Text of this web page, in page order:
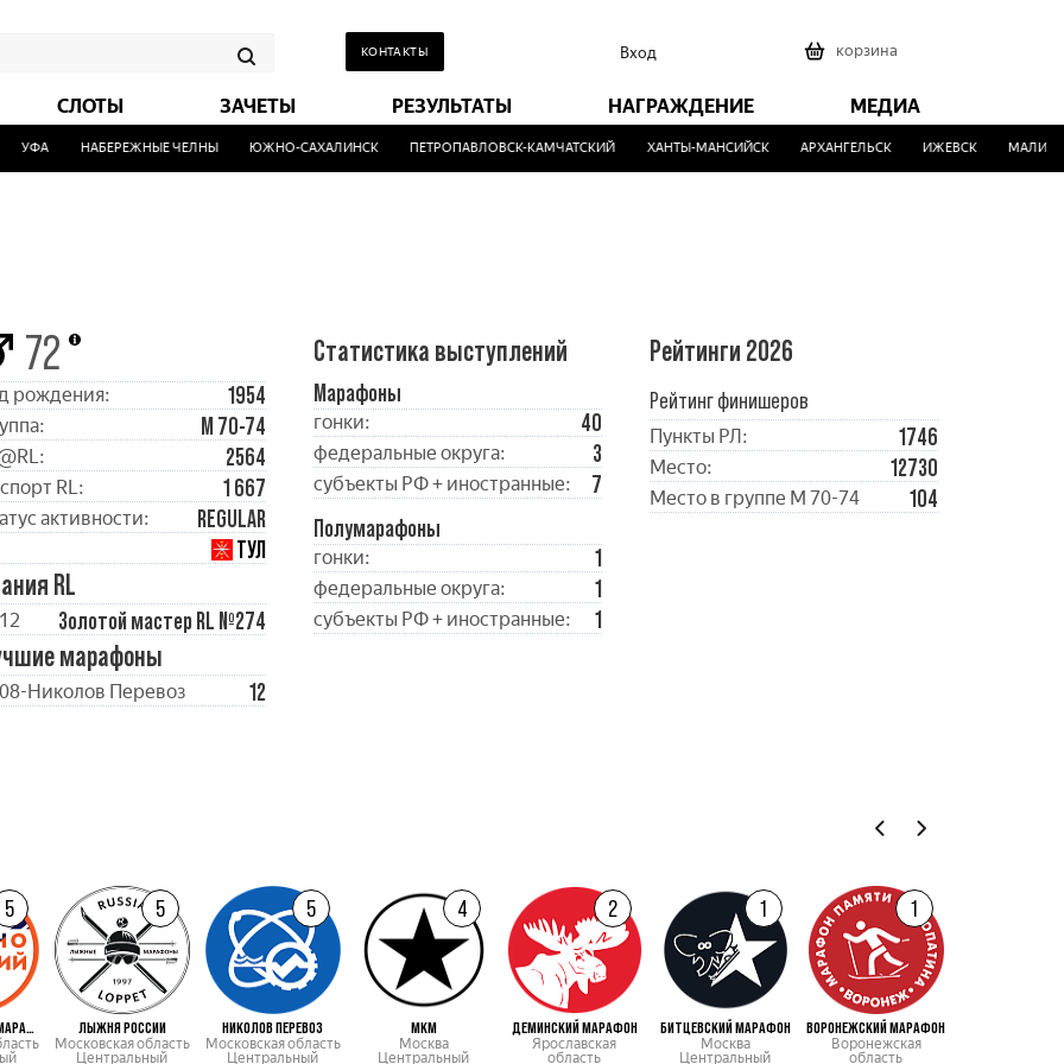
КОНТАКТЫ Вход корзина
СЛОТЫ ЗАЧЕТЫ РЕЗУЛЬТАТЫ НАГРАЖДЕНИЕ МЕДИА
УФА НАБЕРЕЖНЫЕ ЧЕЛНЫ ЮЖНО-САХАЛИНСК ПЕТРОПАВЛОВСК-КАМЧАТСКИЙ ХАНТЫ-МАНСИЙСК АРХАНГЕЛЬСК ИЖЕВСК
72
рождения: 1954
М 70-74
2564
RL: 1 667
активности:
REGULAR
ТУЛ
RL
Золотой мастер RL №274
марафоны
Николов Перевоз 12
Статистика выступлений
Марафоны
гонки: 40
федеральные округа: 3
субъекты РФ + иностранные:
7
Полумарафоны
гонки: 1
федеральные округа: 1
субъекты РФ + иностранные: 1
Рейтинги 2026
Рейтинг финишеров
Пункты РЛ: 1746
Место: 12730
Место в группе М 70-74 104
5
КРАСНОГОРСКИЙ МАРАФОН
5
ЛЫЖНЯ РОССИИ
Московская область
Центральный
5
НИКОЛОВ ПЕРЕВОЗ
Московская область
Центральный
4
МКМ
Москва
Центральный
2
ДЕМИНСКИЙ МАРАФОН
Ярославская
область
1
БИТЦЕВСКИЙ МАРАФОН
Москва
Центральный
1
ВОРОНЕЖСКИЙ МАРАФОН
Воронежская
область